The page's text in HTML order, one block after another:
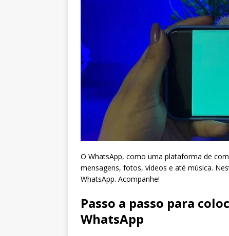
O WhatsApp, como uma plataforma de
mensagens, fotos, vídeos e até música.
WhatsApp. Acompanhe!
Passo a passo para
WhatsApp